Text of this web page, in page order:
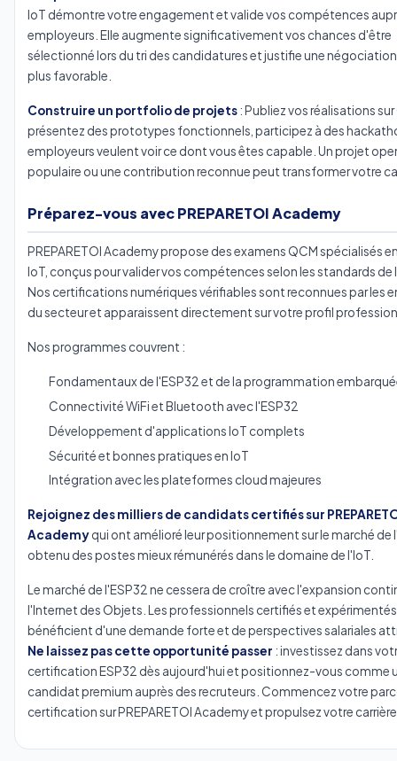
IoT démontre votre engagement et valide vos compétences
employeurs. Elle augmente significativement vos chances d'être
sélectionné lors du tri des candidatures et justifie une
plus favorable.
Construire un portfolio de projets: Publiez vos réalisations
présentez des prototypes fonctionnels, participez à des
employeurs veulent voir ce dont vous êtes capable. Un projet
populaire ou une contribution reconnue peut transformer votre
Préparez-vous avec PREPARETOI Academy
PREPARETOI Academy propose des examens QCM spécialisés
IoT, conçus pour valider vos compétences selon les standards de
Nos certifications numériques vérifiables sont reconnues par les
du secteur et apparaissent directement sur votre profil
Nos programmes couvrent :
Fondamentaux de l'ESP32 et de la programmation
Connectivité WiFi et Bluetooth avec l'ESP32
Développement d'applications IoT complets
Sécurité et bonnes pratiques en IoT
Intégration avec les plateformes cloud majeures
Rejoignez des milliers de candidats certifiés sur
Academyqui ont amélioré leur positionnement sur le marché de
obtenu des postes mieux rémunérés dans le domaine de l'IoT.
Le marché de l'ESP32 ne cessera de croître avec l'expansion
l'Internet des Objets. Les professionnels certifiés et expérimentés
bénéficient d'une demande forte et de perspectives salariales
Ne laissez pas cette opportunité passer : investissez dans
certification ESP32 dès aujourd'hui et positionnez-vous comme
candidat premium auprès des recruteurs. Commencez votre
certification sur PREPARETOI Academy et propulsez votre